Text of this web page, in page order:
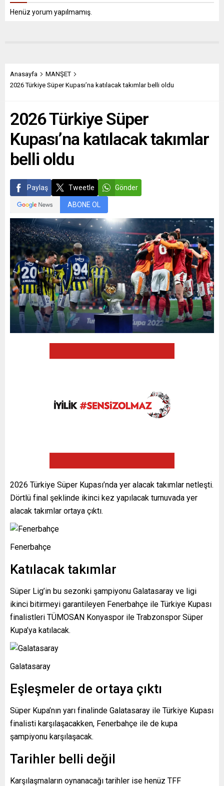
Henüz yorum yapılmamış.
Anasayfa
MANŞET
2026 Türkiye Süper Kupası’na katılacak takımlar belli oldu
2026 Türkiye Süper
Kupası’na katılacak takımlar
belli oldu
Paylaş Tweetle Gönder
ABONE OL
2026 Türkiye Süper Kupası’nda yer alacak takımlar netleşti.
Dörtlü final şeklinde ikinci kez yapılacak turnuvada yer
alacak takımlar ortaya çıktı.
Fenerbahçe
Katılacak takımlar
Süper Lig’in bu sezonki şampiyonu Galatasaray ve ligi
ikinci bitirmeyi garantileyen Fenerbahçe ile Türkiye Kupası
finalistleri TÜMOSAN Konyaspor ile Trabzonspor Süper
Kupa’ya katılacak.
Galatasaray
Eşleşmeler de ortaya çıktı
Süper Kupa’nın yarı finalinde Galatasaray ile Türkiye Kupası
finalisti karşılaşacakken, Fenerbahçe ile de kupa
şampiyonu karşılaşacak.
Tarihler belli değil
Karşılaşmaların oynanacağı tarihler ise henüz TFF